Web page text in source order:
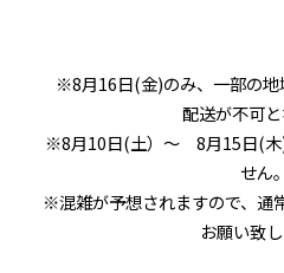
※8月16日(金)のみ、一部の地
配送が不可
※8月10日(土）～ 8月15日(木)
せん。
※混雑が予想されますので、通
お願い致し